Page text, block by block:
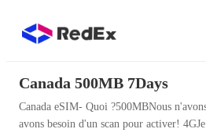
Canada 500MB 7Days
Canada eSIM- Quoi ?500MBNous
avons besoin d'un scan pour activer!